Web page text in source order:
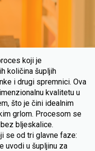
koji je
količina šupljih
i drugi spremnici. Ova
kvalitetu u
što je čini idealnim
grlom. Procesom se
bljeskalice.
se od tri glavne faze:
uvodi u šupljinu za